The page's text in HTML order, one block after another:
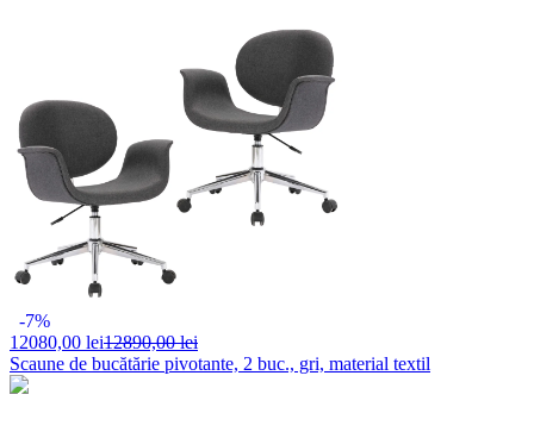
-7%
12080,00 lei12890,00 lei
Scaune de bucătărie pivotante, 2 buc., gri, material textil